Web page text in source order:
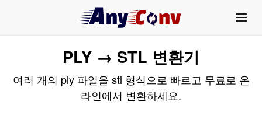
PLY → STL 변환기
여러 개의 ply 파일을 stl 형식으로 빠르고 무료로 온
라인에서 변환하세요.